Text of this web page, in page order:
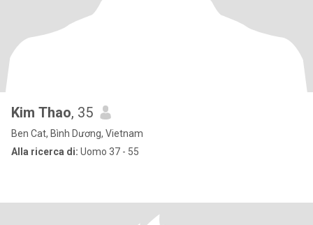
Kim Thao, 35
Ben Cat, Bình Dương, Vietnam
Alla ricerca di: Uomo 37 - 55